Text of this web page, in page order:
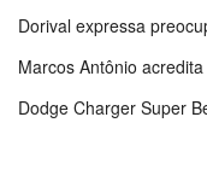
Dorival expressa
Marcos Antônio
Dodge Charger Super